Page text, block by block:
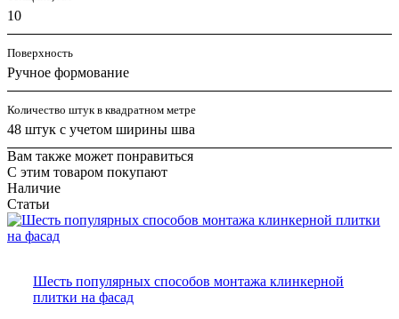
10
Поверхность
Ручное формование
Количество штук в квадратном метре
48 штук с учетом ширины шва
Вам также может понравиться
С этим товаром покупают
Наличие
Статьи
Шесть популярных способов монтажа клинкерной
плитки на фасад